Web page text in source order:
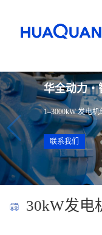
华全动力・
1–3000kW 发电
联系我们
30kW发电